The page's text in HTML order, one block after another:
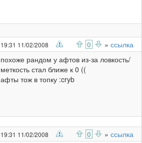
19:31 11/02/2008 0 » ссылка
похоже рандом у афтов из-за ловкость/
меткость стал ближе к 0 ((
афты тож в топку :cryb
19:31 11/02/2008 0 » ссылка